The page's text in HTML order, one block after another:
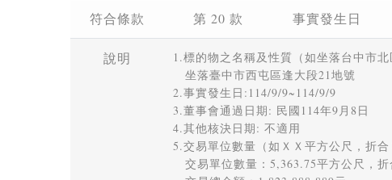
符合條款 第 20 款 事實發生日
說明
1.標的物之名稱及性質（如坐落台中市
坐落臺中市西屯區逢大段21地號
2.事實發生日:114/9/9~114/9/9
3.董事會通過日期: 民國114年9月8日
4.其他核決日期: 不適用
5.交易單位數量（如ＸＸ平方公尺，折
交易單位數量：5,363.75平方公尺，折